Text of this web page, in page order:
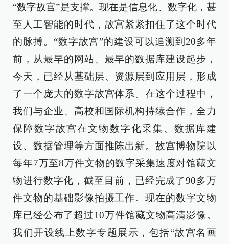
“数字故宫”是支撑。现在是信息化、数字化，甚
至人工智能的时代，故宫紧紧扣住了这个时代
的脉搏。“数字故宫”的建设可以追溯到20多年
前，从最早的网站、最早的数据库建设起步，
今天，已经从基础层、资源层到应用层，形成
了一个庞大的数字故宫体系。在这个过程中，
我们与企业、高校和国际机构持续合作，全力
保障数字故宫在文物数字化采集、数据库建
设、数据管理等方面推陈出新。故宫博物院以
每年7万至8万件文物的数字采集速度对馆藏文
物进行数字化，截至目前，已经完成了90多万
件文物的基础影像拍摄工作。现在的数字文物
库已经公布了超过10万件馆藏文物高清影像。
我们开设线上数字专题展示，包括“故宫名画